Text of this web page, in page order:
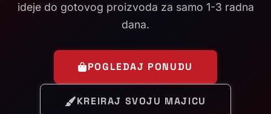
ideje do gotovog proizvoda za samo 1-3 radna
dana.
POGLEDAJ PONUDU
KREIRAJ SVOJU MAJICU